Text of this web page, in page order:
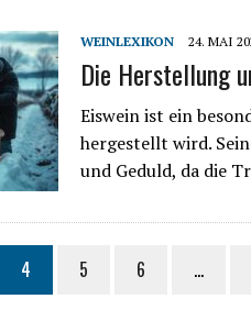
WEINLEXIKON 24. MAI
Die Herstellung
Eiswein ist ein
hergestellt wird.
und Geduld, da die
4 5 6 …